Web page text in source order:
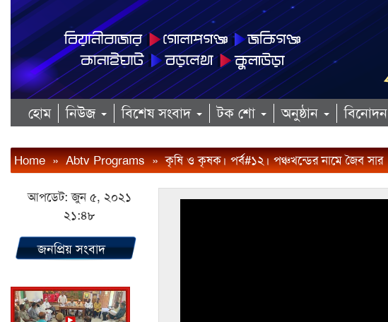
হোম নিউজ বিশেষ সংবাদ টক শো অনুষ্ঠান বিনোদন
Home » Abtv Programs » কৃষি ও কৃষক। পর্ব#১২। পঞ্চখন্ডের নামে জৈব সার
আপডেট: জুন ৫, ২০২১
২১:৪৮
জনপ্রিয় সংবাদ